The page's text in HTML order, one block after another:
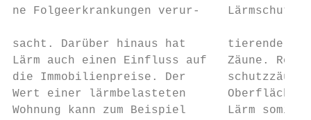
ne Folgeerkrankungen verur-
sacht. Darüber hinaus hat      tierende und
Lärm auch einen Einfluss auf   Zäune.
die Immobilienpreise. Der      schutzzäune
Wert einer lärmbelasteten      Oberflächen
Wohnung kann zum Beispiel      Lärm somit